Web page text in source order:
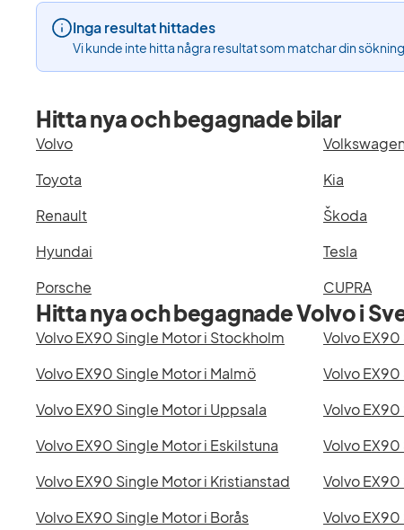
Inga resultat hittades
Vi kunde inte hitta några resultat som matchar din sökning.
Hitta nya och begagnade bilar
Volvo Volkswagen
Toyota
Kia
Renault
Škoda
Hyundai
Tesla
Porsche
CUPRA
Hitta nya och begagnade Volvo i
Volvo EX90 Single Motor i Stockholm Volvo
Volvo EX90 Single Motor i Malmö
Volvo
Volvo EX90 Single Motor i Uppsala
Volvo
Volvo EX90 Single Motor i Eskilstuna
Volvo
Volvo EX90 Single Motor i Kristianstad
Volvo
Volvo EX90 Single Motor i Borås
Volvo